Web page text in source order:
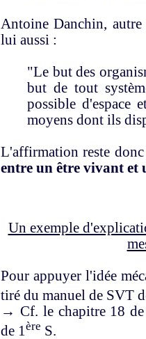
Antoine Danchin,
lui aussi :
"Le but des
but de tout
possible d'espace
moyens dont ils
L'affirmation reste
entre un être vivant et
Un exemple
Pour appuyer l'idée
tiré du manuel de SVT
→ Cf. le chapitre 18
de 1 ère S.